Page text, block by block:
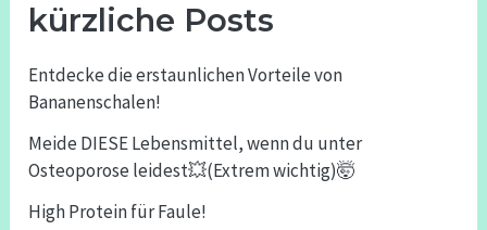
kürzliche Posts
Entdecke die erstaunlichen Vorteile von
Bananenschalen!
Meide DIESE Lebensmittel, wenn du unter
Osteoporose leidest💥(Extrem wichtig)🤯
High Protein für Faule!